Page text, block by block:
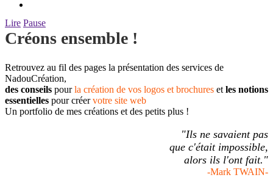
Lire Pause
Créons ensemble !
Retrouvez au fil des pages la présentation des services de
NadouCréation,
des conseils pourla création de vos logos et brochures et les notions
essentielles pour créervotre site web
Un portfolio de mes créations et des petits plus !
"Ils ne savaient pas
que c'était impossible,
alors ils l'ont fait."
-Mark TWAIN-